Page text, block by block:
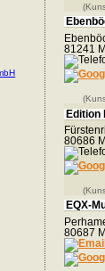
81241
Edition
80686
EQX-
80687